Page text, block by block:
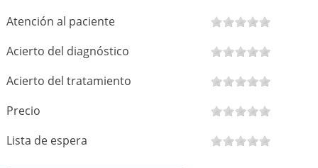
Atención al paciente
Acierto del diagnóstico
Acierto del tratamiento
Precio
Lista de espera